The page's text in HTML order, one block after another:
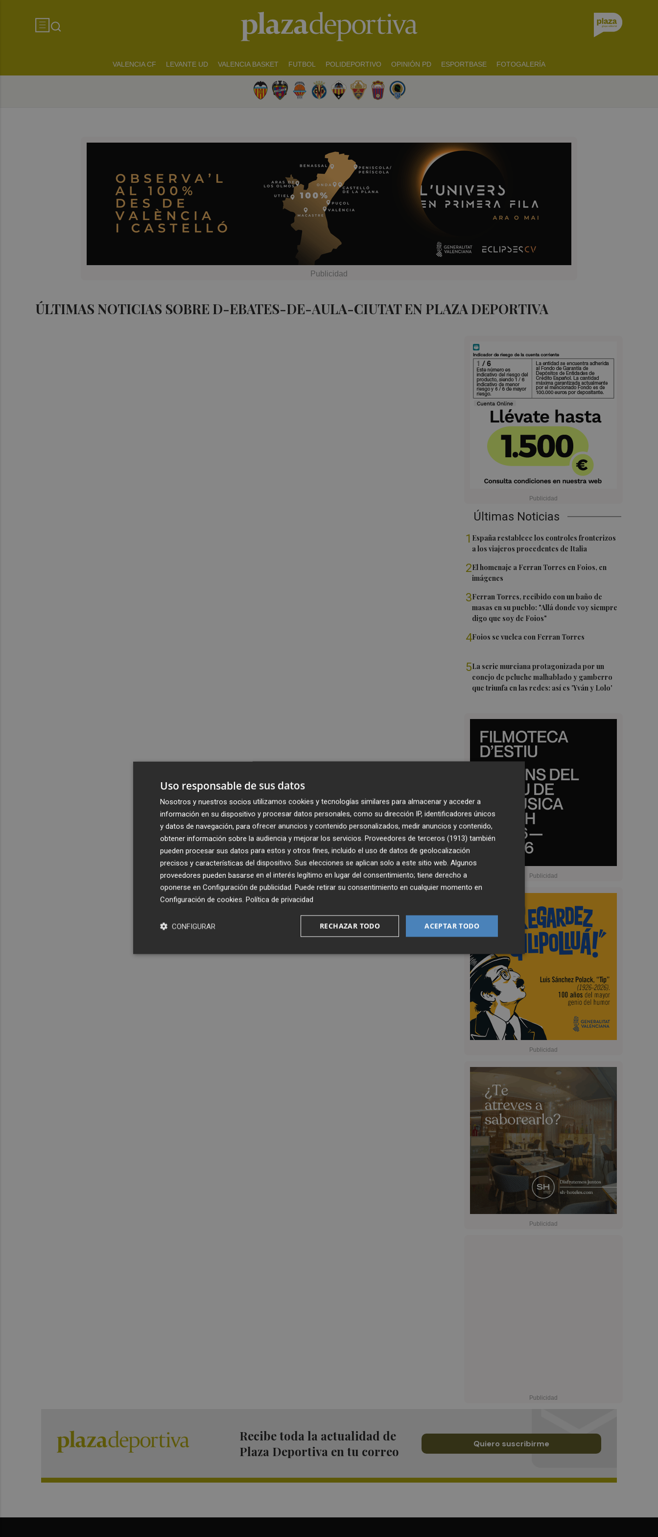
VALENCIA CF LEVANTE UD VALENCIA BASKET FUTBOL POLIDEPORTIVO OPINIÓN PD ESPORTBASE FOTOGALERÍA
ÚLTIMAS NOTICIAS SOBRE D-EBATES-DE-AULA-CIUTAT EN PLAZA DEPORTIVA
Últimas Noticias
1 España restablece los controles fronterizos
a los viajeros procedentes de Italia
2El homenaje a Ferran Torres en Foios, en
imágenes
3Ferran Torres, recibido con un baño de
masas en su pueblo: "Allá donde voy siempre
digo que soy de Foios"
4Foios se vuelca con Ferran Torres
5La serie murciana protagonizada por un
conejo de peluche malhablado y gamberro
que triunfa en las redes: así es 'Yván y Lolo'
Recibe toda la actualidad de
Plaza Deportiva en tu correo
Quiero suscribirme
Uso responsable de sus datos
Nosotros y nuestros socios utilizamos cookies y tecnologías similares para almacenar y acceder a
información en su dispositivo y procesar datos personales, como su dirección IP, identificadores únicos
y datos de navegación, para ofrecer anuncios y contenido personalizados, medir anuncios y contenido,
obtener información sobre la audiencia y mejorar los servicios. Proveedores de terceros (1913) también
pueden procesar sus datos para estos y otros fines, incluido el uso de datos de geolocalización
precisos y características del dispositivo. Sus elecciones se aplican solo a este sitio web. Algunos
proveedores pueden basarse en el interés legítimo en lugar del consentimiento; tiene derecho a
oponerse en Configuración de publicidad. Puede retirar su consentimiento en cualquier momento en
Configuración de cookies. Política de privacidad
ACEPTAR TODO
RECHAZAR TODO
CONFIGURAR